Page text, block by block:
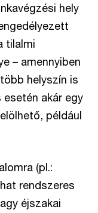
hely
tilalmi
– amennyiben
helyszín is
akár egy
például
(pl.:
rendszeres
éjszakai